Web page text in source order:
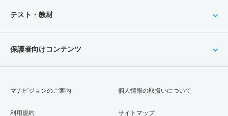
テスト・教材
保護者向けコンテンツ
マナビジョンのご案内
利用規約
個人情報の取扱いについて
サイトマップ